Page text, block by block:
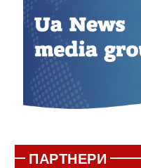
ПАРТНЕРИ